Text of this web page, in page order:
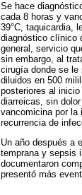
Se hace
cada 8 horas y
39°C, taquicardia,
diagnóstico clínico
general, servicio
sin embargo, al
cirugía donde se
diluidos en 500
posteriores al
diarreicas, sin
vancomicina por la
recurrencia de
Un año después a
temprana y sepsis
documentaron
presentó más